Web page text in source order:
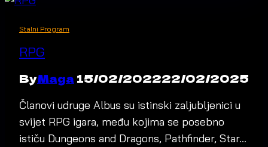
Stalni Program
RPG
ByMaga15/02/202222/02/2025
Članovi udruge Albus su istinski zaljubljenici u
svijet RPG igara, među kojima se posebno
ističu Dungeons and Dragons, Pathfinder, Star…